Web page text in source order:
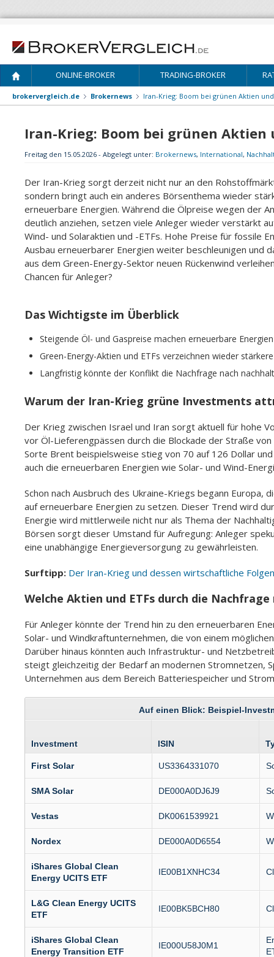
ONLINE-BROKER TRADING-BROKER
brokervergleich.de Brokernews Iran-Krieg: Boom bei grünen Aktien und
Iran-Krieg: Boom bei grünen Aktien
Freitag den 15.05.2026 - Abgelegt unter: Brokernews, International,
Der Iran-Krieg sorgt derzeit nicht nur an den
sondern bringt auch ein anderes Börsenthema wieder
erneuerbare Energien. Während die Ölpreise wegen der
deutlich anziehen, setzen viele Anleger wieder verstärkt
Wind- und Solaraktien und -ETFs. Hohe Preise für fossile
Ausbau erneuerbarer Energien weiter beschleunigen und
aus dem Green-Energy-Sektor neuen Rückenwind
Chancen für Anleger?
Das Wichtigste im Überblick
Steigende Öl- und Gaspreise machen erneuerbare
Green-Energy-Aktien und ETFs verzeichnen wieder
Langfristig könnte der Konflikt die Nachfrage nach
Warum der Iran-Krieg grüne Investments
Der Krieg zwischen Israel und Iran sorgt aktuell für hohe
vor Öl-Lieferengpässen durch die Blockade der Straße
Sorte Brent beispielsweise stieg von 70 auf 126 Dollar
auch die erneuerbaren Energien wie Solar- und Wind-
Schon nach Ausbruch des Ukraine-Kriegs begann
auf erneuerbare Energien zu setzen. Dieser Trend wird
Energie wird mittlerweile nicht nur als Thema der
Börsen sorgt dieser Umstand für Aufregung: Anleger
eine unabhängige Energieversorgung zu gewährleisten.
Surftipp: Der Iran-Krieg und dessen wirtschaftliche Folgen
Welche Aktien und ETFs durch die
Für Anleger könnte der Trend hin zu den erneuerbaren
Solar- und Windkraftunternehmen, die von einem
Darüber hinaus könnten auch Infrastruktur- und
steigt gleichzeitig der Bedarf an modernen Stromnetzen,
Unternehmen aus dem Bereich Batteriespeicher und
Auf einen Blick: Beispiel-
Investment ISIN
First Solar US3364331070
SMA Solar DE000A0DJ6J9
Vestas DK0061539921
Nordex DE000A0D6554
iShares Global Clean
Energy UCITS ETF
IE00B1XNHC34
L&G Clean Energy UCITS
ETF
IE00BK5BCH80
iShares Global Clean
Energy Transition ETF
IE000U58J0M1